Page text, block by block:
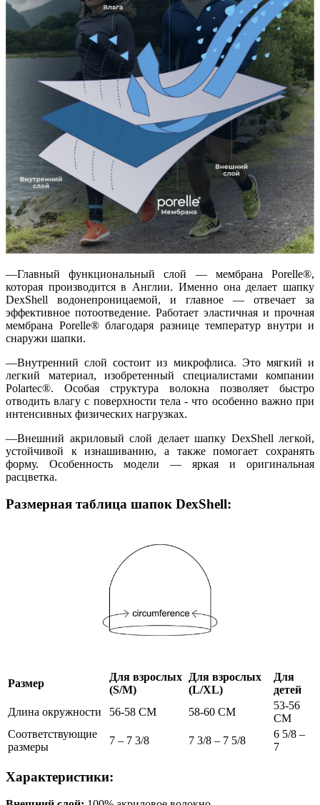
—Главный функциональный слой — мембрана Porelle®,
которая производится в Англии. Именно она делает шапку
DexShell водонепроницаемой, и главное — отвечает за
эффективное потоотведение. Работает эластичная и прочная
мембрана Porelle® благодаря разнице температур внутри и
снаружи шапки.
—Внутренний слой состоит из микрофлиса. Это мягкий и
легкий материал, изобретенный специалистами компании
Polartec®. Особая структура волокна позволяет быстро
отводить влагу с поверхности тела - что особенно важно при
интенсивных физических нагрузках.
—Внешний акриловый слой делает шапку DexShell легкой,
устойчивой к изнашиванию, а также помогает сохранять
форму. Особенность модели — яркая и оригинальная
расцветка.
Размерная таблица шапок DexShell:
Размер
Для взрослых
(S/M)
Для взрослых
(L/XL)
Для
детей
Длина окружности
56-58 CM 58-60 CM
53-56
CM
Соответствующие
размеры
7 – 7 3/8 7 3/8 – 7 5/8
6 5/8 –
7
Характеристики: